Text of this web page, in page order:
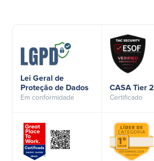
Lei Geral de
Proteção de Dados
Em conformidade
CASA Tier 2
Certificado